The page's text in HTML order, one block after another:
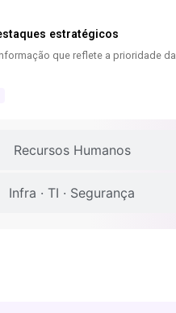
Recursos Humanos
Infra · TI · Segurança
estratégicos
que reflete a prioridade da